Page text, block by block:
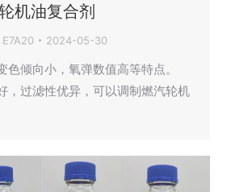
机油复合剂
E7A20 2024-05-30
倾向小，氧弹数值高等特点。
，过滤性优异，可以调制燃汽轮机